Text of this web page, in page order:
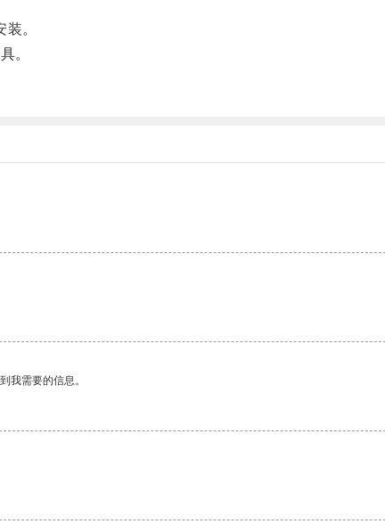
。
。
我需要的信息。